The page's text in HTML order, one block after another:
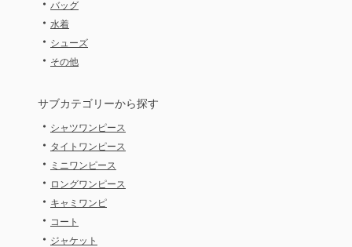
・ バッグ
・ 水着
・ シューズ
・ その他
サブカテゴリーから探す
・ シャツワンピース
・ タイトワンピース
・ ミニワンピース
・ ロングワンピース
・ キャミワンピ
・ コート
・ ジャケット